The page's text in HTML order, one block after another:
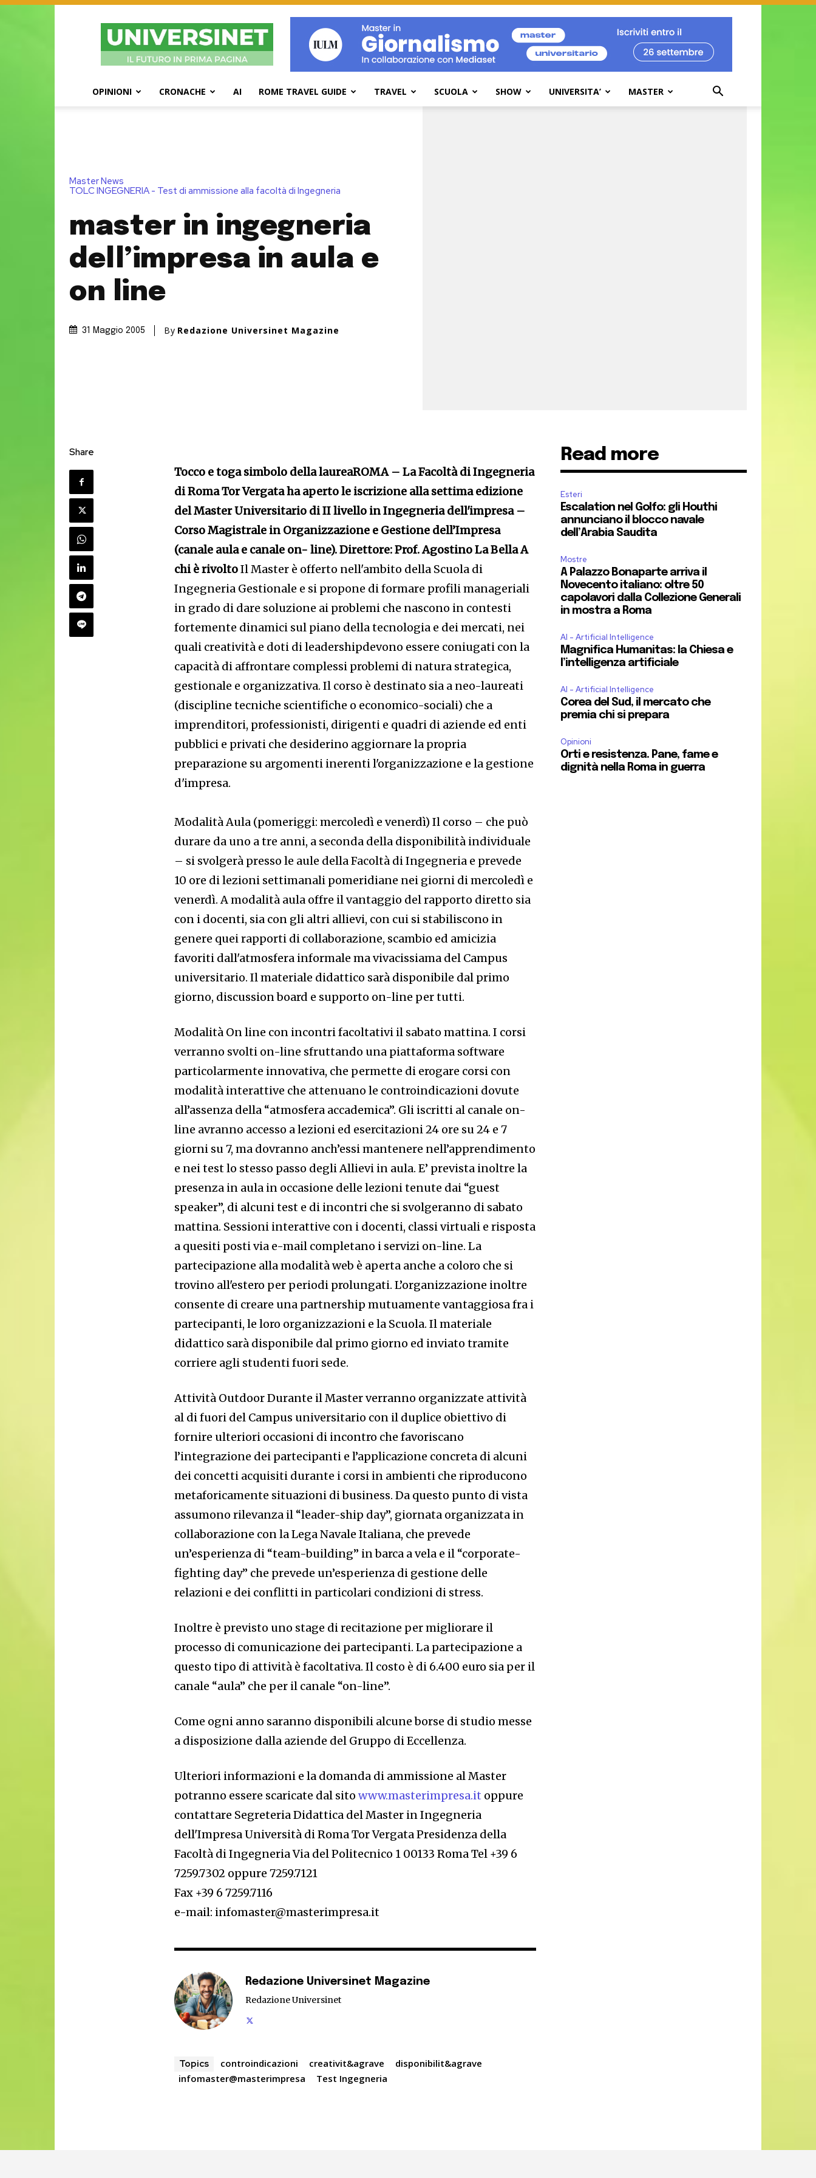
UniversiNet
Magazine
OPINIONI CRONACHE AI ROME TRAVEL GUIDE TRAVEL SCUOLA SHOW UNIVERSITA’ MASTER
Master News
TOLC INGEGNERIA - Test di ammissione alla facoltà di Ingegneria
master in ingegneria
dell’impresa in aula e
on line
31 Maggio 2005 By Redazione Universinet Magazine
Share
Tocco e toga simbolo della laureaROMA – La Facoltà di Ingegneria
di Roma Tor Vergata ha aperto le iscrizione alla settima edizione
del Master Universitario di II livello in Ingegneria dell'impresa –
Corso Magistrale in Organizzazione e Gestione dell’Impresa
(canale aula e canale on- line). Direttore: Prof. Agostino La BellaA
chi è rivoltoIl Master è offerto nell'ambito della Scuola di
Ingegneria Gestionale e si propone di formare profili manageriali
in grado di dare soluzione ai problemi che nascono in contesti
fortemente dinamici sul piano della tecnologia e dei mercati, nei
quali creatività e doti di leadershipdevono essere coniugati con la
capacità di affrontare complessi problemi di natura strategica,
gestionale e organizzativa. Il corso è destinato sia a neo-laureati
(discipline tecniche scientifiche o economico-sociali) che a
imprenditori, professionisti, dirigenti e quadri di aziende ed enti
pubblici e privati che desiderino aggiornare la propria
preparazione su argomenti inerenti l'organizzazione e la gestione
d'impresa.
Modalità Aula (pomeriggi: mercoledì e venerdì) Il corso – che può
durare da uno a tre anni, a seconda della disponibilità individuale
– si svolgerà presso le aule della Facoltà di Ingegneria e prevede
10 ore di lezioni settimanali pomeridiane nei giorni di mercoledì e
venerdì. A modalità aula offre il vantaggio del rapporto diretto sia
con i docenti, sia con gli altri allievi, con cui si stabiliscono in
genere quei rapporti di collaborazione, scambio ed amicizia
favoriti dall'atmosfera informale ma vivacissiama del Campus
universitario. Il materiale didattico sarà disponibile dal primo
giorno, discussion board e supporto on-line per tutti.
Modalità On line con incontri facoltativi il sabato mattina. I corsi
verranno svolti on-line sfruttando una piattaforma software
particolarmente innovativa, che permette di erogare corsi con
modalità interattive che attenuano le controindicazioni dovute
all’assenza della “atmosfera accademica”. Gli iscritti al canale on-
line avranno accesso a lezioni ed esercitazioni 24 ore su 24 e 7
giorni su 7, ma dovranno anch’essi mantenere nell’apprendimento
e nei test lo stesso passo degli Allievi in aula. E’ prevista inoltre la
presenza in aula in occasione delle lezioni tenute dai “guest
speaker”, di alcuni test e di incontri che si svolgeranno di sabato
mattina. Sessioni interattive con i docenti, classi virtuali e risposta
a quesiti posti via e-mail completano i servizi on-line. La
partecipazione alla modalità web è aperta anche a coloro che si
trovino all'estero per periodi prolungati. L’organizzazione inoltre
consente di creare una partnership mutuamente vantaggiosa fra i
partecipanti, le loro organizzazioni e la Scuola. Il materiale
didattico sarà disponibile dal primo giorno ed inviato tramite
corriere agli studenti fuori sede.
Attività Outdoor Durante il Master verranno organizzate attività
al di fuori del Campus universitario con il duplice obiettivo di
fornire ulteriori occasioni di incontro che favoriscano
l’integrazione dei partecipanti e l’applicazione concreta di alcuni
dei concetti acquisiti durante i corsi in ambienti che riproducono
metaforicamente situazioni di business. Da questo punto di vista
assumono rilevanza il “leader-ship day”, giornata organizzata in
collaborazione con la Lega Navale Italiana, che prevede
un’esperienza di “team-building” in barca a vela e il “corporate-
fighting day” che prevede un’esperienza di gestione delle
relazioni e dei conflitti in particolari condizioni di stress.
Inoltre è previsto uno stage di recitazione per migliorare il
processo di comunicazione dei partecipanti. La partecipazione a
questo tipo di attività è facoltativa. Il costo è di 6.400 euro sia per il
canale “aula” che per il canale “on-line”.
Come ogni anno saranno disponibili alcune borse di studio messe
a disposizione dalla aziende del Gruppo di Eccellenza.
Ulteriori informazioni e la domanda di ammissione al Master
potranno essere scaricate dal sitowww.masterimpresa.it oppure
contattare Segreteria Didattica del Master in Ingegneria
dell'ImpresaUniversità di Roma Tor Vergata Presidenza della
Facoltà di Ingegneria Via del Politecnico 1 00133 RomaTel +39 6
7259.7302 oppure 7259.7121
Fax +39 6 7259.7116
e-mail: infomaster@masterimpresa.it
Redazione Universinet Magazine
Redazione Universinet
Topics controindicazioni creativit&agrave
disponibilit&agrave
infomaster@masterimpresa
Test Ingegneria
Read more
Esteri
Escalation nel Golfo: gli Houthi
annunciano il blocco navale
dell’Arabia Saudita
Mostre
A Palazzo Bonaparte arriva il
Novecento italiano: oltre 50
capolavori dalla Collezione Generali
in mostra a Roma
AI - Artificial Intelligence
Magnifica Humanitas: la Chiesa e
l’intelligenza artificiale
AI - Artificial Intelligence
Corea del Sud, il mercato che
premia chi si prepara
Opinioni
Orti e resistenza. Pane, fame e
dignità nella Roma in guerra